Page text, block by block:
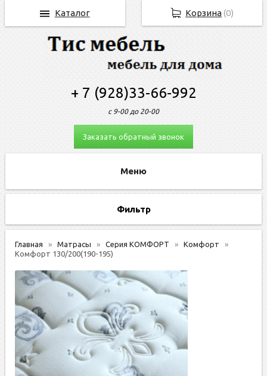
+ 7 (928)33-66-992
с 9-00 до 20-00
Заказать обратный звонок
Фильтр
Главная Матрасы Серия КОМФОРТ
Комфорт
Комфорт 130/200(190-195)
Корзина(0)
Каталог